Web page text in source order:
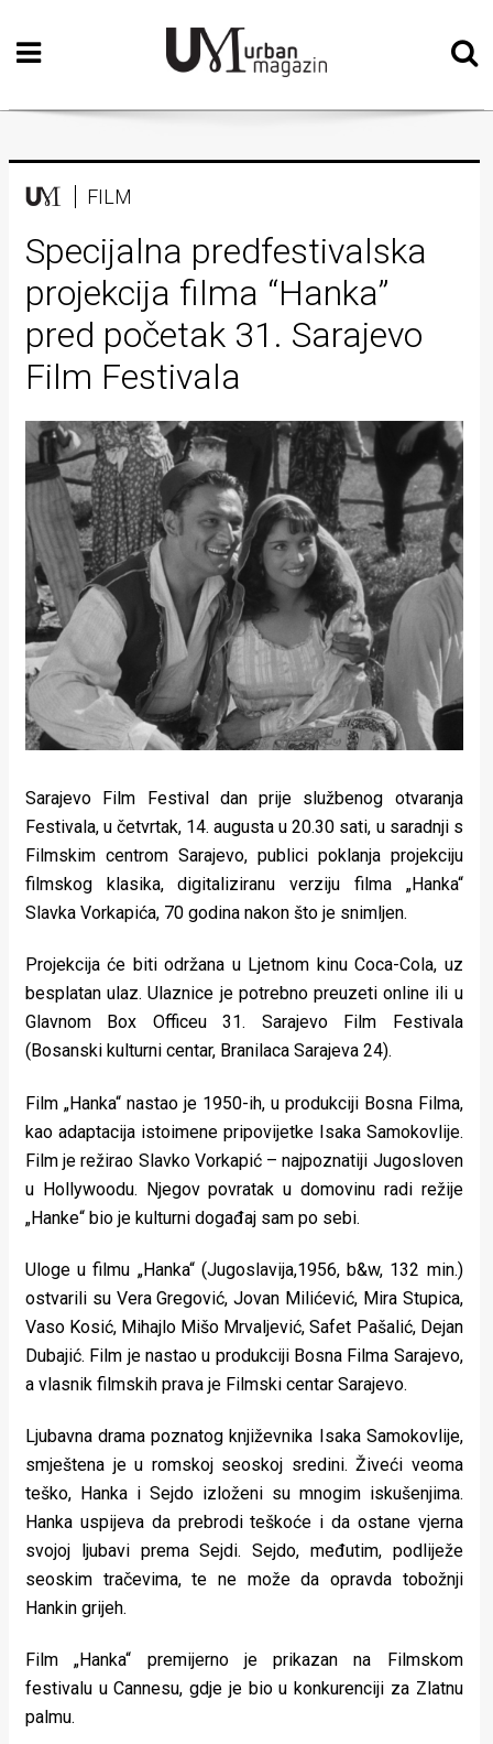
Početna
Vizualne
Teatar
Književnost
Muzika
Film
Intervju
Kolumne
Kultura
Lifestyle
Beauty
Fashion
Zdravlje
stolom
pokretu
Ideje
koje
rade
Urban
Places
Aktivizam
Aktuelnosti
Promo
About
Urban
Magazin
FILM
Specijalna predfestivalska
projekcija filma “Hanka”
pred početak 31. Sarajevo
Film Festivala
Sarajevo Film Festival dan prije službenog otvaranja
Festivala, u četvrtak, 14. augusta u 20.30 sati, u saradnji s
Filmskim centrom Sarajevo, publici poklanja projekciju
filmskog klasika, digitaliziranu verziju filma „Hanka“
Slavka Vorkapića, 70 godina nakon što je snimljen.
Projekcija će biti održana u Ljetnom kinu Coca-Cola, uz
besplatan ulaz. Ulaznice je potrebno preuzeti online ili u
Glavnom Box Officeu 31. Sarajevo Film Festivala
(Bosanski kulturni centar, Branilaca Sarajeva 24).
Film „Hanka“ nastao je 1950-ih, u produkciji Bosna Filma,
kao adaptacija istoimene pripovijetke Isaka Samokovlije.
Film je režirao Slavko Vorkapić – najpoznatiji Jugosloven
u Hollywoodu. Njegov povratak u domovinu radi režije
„Hanke“ bio je kulturni događaj sam po sebi.
Uloge u filmu „Hanka“ (Jugoslavija,1956, b&w, 132 min.)
ostvarili su Vera Gregović, Jovan Milićević, Mira Stupica,
Vaso Kosić, Mihajlo Mišo Mrvaljević, Safet Pašalić, Dejan
Dubajić. Film je nastao u produkciji Bosna Filma Sarajevo,
a vlasnik filmskih prava je Filmski centar Sarajevo.
Ljubavna drama poznatog književnika Isaka Samokovlije,
smještena je u romskoj seoskoj sredini. Živeći veoma
teško, Hanka i Sejdo izloženi su mnogim iskušenjima.
Hanka uspijeva da prebrodi teškoće i da ostane vjerna
svojoj ljubavi prema Sejdi. Sejdo, međutim, podliježe
seoskim tračevima, te ne može da opravda tobožnji
Hankin grijeh.
Film „Hanka“ premijerno je prikazan na Filmskom
festivalu u Cannesu, gdje je bio u konkurenciji za Zlatnu
palmu.